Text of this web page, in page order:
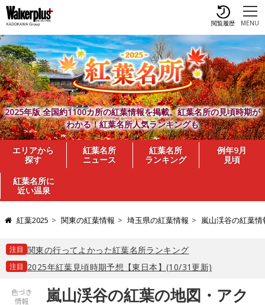
MENU
閲覧履歴
2025年版 全国約1100カ所の紅葉情報を掲載。紅葉名所の見頃時期が
わかる！紅葉名所人気ランキングも
エリアから
探す
紅葉名所
ニュース
紅葉名所
ランキング
例年9月
見頃
紅葉名所に
近い温泉
紅葉2025 関東の紅葉情報 埼玉県の紅葉情報 嵐山渓谷の紅葉情
注目 関東の行ってよかった紅葉名所ランキング
注目 2025年紅葉見頃時期予想【東日本】(10/31更新)
嵐山渓谷の紅葉の地図・アク